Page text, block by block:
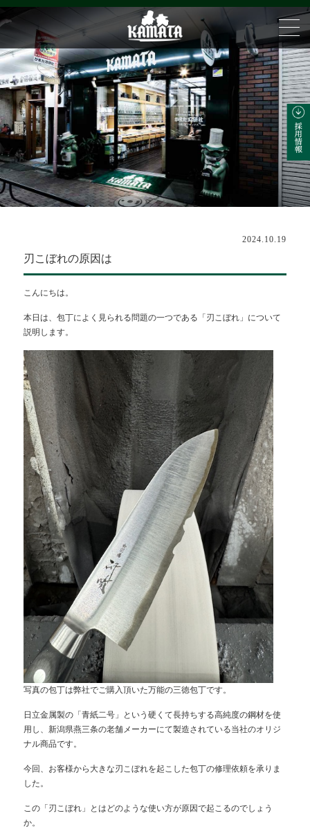
2024.10.19
刃こぼれの原因は
こんにちは。
本日は、包丁によく見られる問題の一つである「刃こぼれ」について
説明します。
写真の包丁は弊社でご購入頂いた万能の三徳包丁です。
日立金属製の「青紙二号」という硬くて長持ちする高純度の鋼材を使
用し、新潟県燕三条の老舗メーカーにて製造されている当社のオリジ
ナル商品です。
今回、お客様から大きな刃こぼれを起こした包丁の修理依頼を承りま
した。
この「刃こぼれ」とはどのような使い方が原因で起こるのでしょう
か。